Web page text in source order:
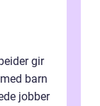
gir
barn
jobber